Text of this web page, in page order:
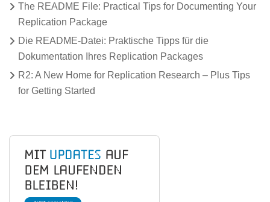
The README File: Practical Tips for Documenting Your
Replication Package
Die README-Datei: Praktische Tipps für die
Dokumentation Ihres Replication Packages
R2: A New Home for Replication Research – Plus Tips
for Getting Started